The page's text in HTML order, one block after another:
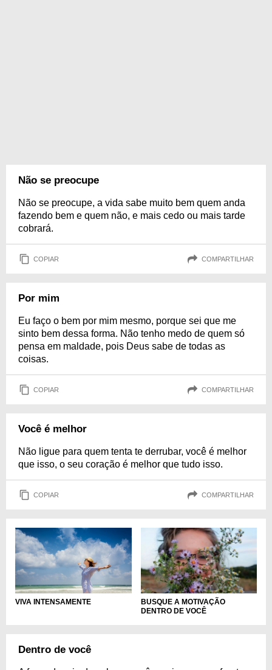
Não se preocupe
Não se preocupe, a vida sabe muito bem quem anda
fazendo bem e quem não, e mais cedo ou mais tarde
cobrará.
COPIAR COMPARTILHAR
Por mim
Eu faço o bem por mim mesmo, porque sei que me
sinto bem dessa forma. Não tenho medo de quem só
pensa em maldade, pois Deus sabe de todas as
coisas.
COPIAR COMPARTILHAR
Você é melhor
Não ligue para quem tenta te derrubar, você é melhor
que isso, o seu coração é melhor que tudo isso.
COPIAR COMPARTILHAR
VIVA INTENSAMENTE
BUSQUE A MOTIVAÇÃO
DENTRO DE VOCÊ
Dentro de você